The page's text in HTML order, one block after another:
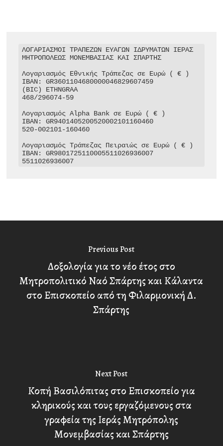
ΛΟΓΑΡΙΑΣΜΟΙ ΤΡΑΠΕΖΩΝ ΕΥΑΓΩΝ ΙΔΡΥΜΑΤΩΝ ΙΕΡΑΣ
ΜΗΤΡΟΠΟΛΕΩΣ ΜΟΝΕΜΒΑΣΙΑΣ ΚΑΙ ΣΠΑΡΤΗΣ
Λογαριασμός Εθνικής Τράπεζας σε Ευρώ ( € )
IBAN: GR3601104680000046829607459
(BIC) ETHNGRAA
468/296074-59
Λογαριασμός Alpha Bank σε Ευρώ ( € )
IBAN: GR9401405200520002101160460
520-002101-160460
Λογαριασμός Τράπεζας Πειραιώς σε Ευρώ ( € )
IBAN: GR9801725110005511026936007
5511026936007
Previous Post
Δοξολογία για το νέο έτος στο
Μητροπολιτικό Ναό Σπάρτης και Κάλαντα
στο Επισκοπείο από τη Φιλαρμονική Δ.
Σπάρτης
Next Post
Κοπή Βασιλόπιτας στο Επισκοπείο για
κληρικούς και τους εργαζόμενους στα
γραφεία της Ιεράς Μητρόπολης
Μονεμβασίας και Σπάρτης